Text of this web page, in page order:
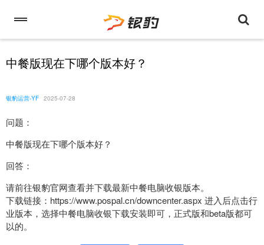
中餐版现在下哪个版本好？
银豹运营-YF 2025-07-28
问题：
中餐版现在下哪个版本好？
回答：
请前往银豹官网查看并下载最新中餐电脑收银版本。
下载链接：https://www.pospal.cn/downcenter.aspx 进入后点击行
业版本，选择中餐电脑收银下载安装即可，正式版和beta版都可
以的。